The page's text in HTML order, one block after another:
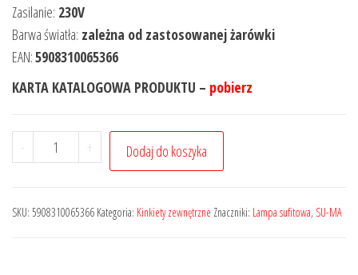
Zasilanie: 230V
Barwa światła: zależna od zastosowanej żarówki
EAN:5908310065366
KARTA KATALOGOWA PRODUKTU – pobierz
- + Dodaj do koszyka
SKU: 5908310065366 Kategoria: Kinkiety zewnętrzne Znaczniki: Lampa sufitowa, SU-MA